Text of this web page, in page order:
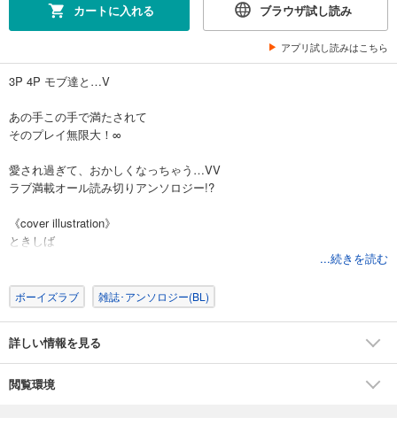
カートに入れる ブラウザ試し読み
アプリ試し読みはこちら
3P 4P モブ達と…V
あの手この手で満たされて
そのプレイ無限大！∞
愛され過ぎて、おかしくなっちゃう…VV
ラブ満載オール読み切りアンソロジー!?
《cover illustration》
ときしば
ときしば
暁あまま
松本ノダ
雨宮かよう
美和
...続きを読む
ボーイズラブ 雑誌･アンソロジー(BL)
詳しい情報を見る
閲覧環境